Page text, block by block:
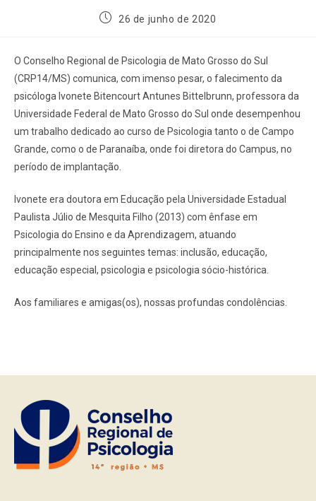
26 de junho de 2020
O Conselho Regional de Psicologia de Mato Grosso do Sul
(CRP14/MS) comunica, com imenso pesar, o falecimento da
psicóloga Ivonete Bitencourt Antunes Bittelbrunn, professora da
Universidade Federal de Mato Grosso do Sul onde desempenhou
um trabalho dedicado ao curso de Psicologia tanto o de Campo
Grande, como o de Paranaíba, onde foi diretora do Campus, no
período de implantação.
Ivonete era doutora em Educação pela Universidade Estadual
Paulista Júlio de Mesquita Filho (2013) com ênfase em
Psicologia do Ensino e da Aprendizagem, atuando
principalmente nos seguintes temas: inclusão, educação,
educação especial, psicologia e psicologia sócio-histórica.
Aos familiares e amigas(os), nossas profundas condolências.